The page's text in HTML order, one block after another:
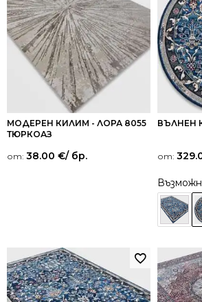
МОДЕРЕН КИЛИМ - ЛОРА 8055
ТЮРКОАЗ
от: 38.00 €/ бр.
ВЪЛНЕН
от: